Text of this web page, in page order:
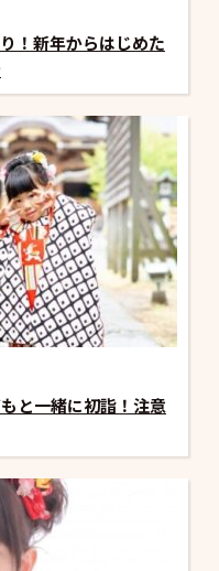
！新年からはじめた
と一緒に初詣！注意